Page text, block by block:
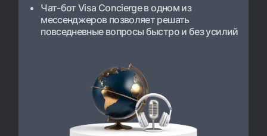
Чат-бот Visa Concierge в одном из
мессенджеров позволяет решать
повседневные вопросы быстро и без усилий